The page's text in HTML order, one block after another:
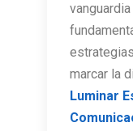
marcar la
Luminar